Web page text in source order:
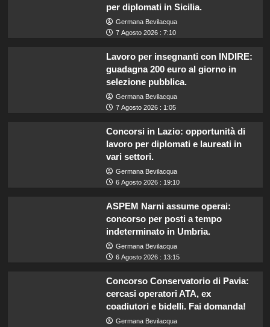
per diplomati in Sicilia.
Germana Bevilacqua
7 Agosto 2026 : 7:10
Lavoro per insegnanti con INDIRE:
guadagna 200 euro al giorno in
selezione pubblica.
Germana Bevilacqua
7 Agosto 2026 : 1:05
Concorsi in Lazio: opportunità di
lavoro per diplomati e laureati in
vari settori.
Germana Bevilacqua
6 Agosto 2026 : 19:10
ASPEM Narni assume operai:
concorso per posti a tempo
indeterminato in Umbria.
Germana Bevilacqua
6 Agosto 2026 : 13:15
Concorso Conservatorio di Pavia:
cercasi operatori ATA, ex
coadiutori e bidelli. Fai domanda!
Germana Bevilacqua